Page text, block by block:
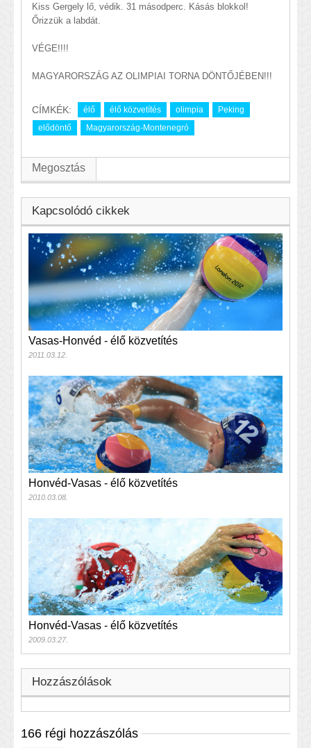
Kiss Gergely lő, védik. 31 másodperc. Kásás blokkol!
Őrizzük a labdát.
VÉGE!!!!
MAGYARORSZÁG AZ OLIMPIAI TORNA DÖNTŐJÉBEN!!!
CÍMKÉK: élő élő közvetítés olimpia
Peking
elődöntő
Magyarország-Montenegró
Megosztás
Kapcsolódó cikkek
Vasas-Honvéd - élő közvetítés
2011.03.12.
Honvéd-Vasas - élő közvetítés
2010.03.08.
Honvéd-Vasas - élő közvetítés
2009.03.27.
Hozzászólások
166 régi hozzászólás